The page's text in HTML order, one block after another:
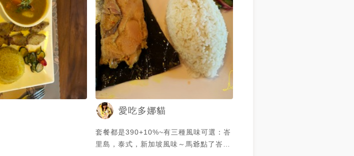
愛吃多娜貓
套餐都是390+10%~有三種風味可選：峇
里島，泰式，新加坡風味～馬爺點了峇里